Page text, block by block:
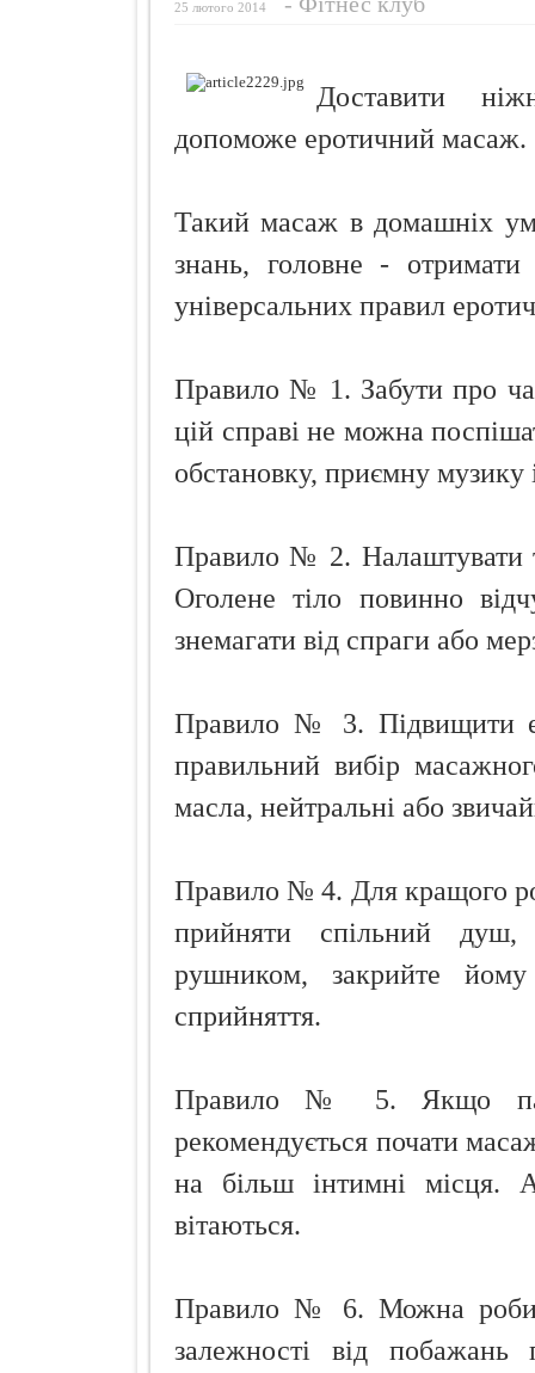
Шість
25 лютого 2014
Доставити
допоможе еротичний масаж.
Такий масаж в домашніх
знань, головне - отримати
універсальних правил
Правило № 1. Забути про
цій справі не можна
обстановку, приємну музику
Правило № 2. Налаштувати
Оголене тіло повинно
знемагати від спраги або
Правило № 3. Підвищити
правильний вибір
масла, нейтральні або
Правило № 4. Для кращого
прийняти спільний
рушником, закрийте
сприйняття.
Правило № 5. Якщо
рекомендується почати
на більш інтимні
вітаються.
Правило № 6. Можна
залежності від побажань